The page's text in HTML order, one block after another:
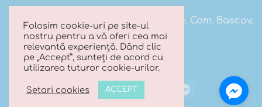
Adresa: Str. Scolii nr 16B, Sat. Bascov, Com. Bascov,
Jud Arges
Visa MasterCard Maestro
Folosim cookie-uri pe site-ul
nostru pentru a vă oferi cea mai
relevantă experiență. Dând clic
pe „Accept”, sunteți de acord cu
utilizarea tuturor cookie-urilor.
Setari cookies ACCEPT